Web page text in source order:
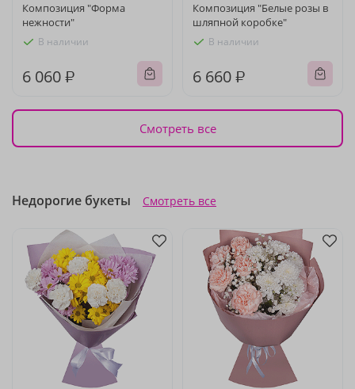
Композиция "Форма
нежности"
В наличии
6 060 ₽
Композиция "Белые розы в
шляпной коробке"
В наличии
6 660 ₽
Смотреть все
Недорогие букеты Смотреть все